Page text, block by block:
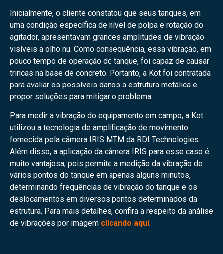
Inicialmente, o cliente constatou que seus tanques, em
uma condição específica de nível de polpa e rotação do
agitador, apresentavam grandes amplitudes de vibração
visíveis a olho nu. Como consequência, essa vibração, em
pouco tempo de operação do tanque, foi capaz de causar
trincas na base de concreto. Portanto, a Kot foi contratada
para avaliar os possíveis danos a estrutura metálica e
propor soluções para mitigar o problema.
Para medir a vibração do equipamento em campo, a Kot
utilizou a tecnologia de amplificação de movimento
fornecida pela câmera IRIS MTM da RDI Technologies.
Além disso, a aplicação da câmera IRIS para esse caso é
muito vantajosa, pois permite a medição da vibração de
vários pontos do tanque em apenas alguns minutos,
determinando frequências de vibração do tanque e os
deslocamentos em diversos pontos determinados da
estrutura. Para mais detalhes, confira a respeito da análise
de vibrações por imagem clicando aqui.